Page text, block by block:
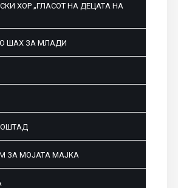
ХОР „ГЛАСОТ НА ДЕЦАТА НА
ШАХ ЗА МЛАДИ
ЗА МОЈАТА МАЈКА